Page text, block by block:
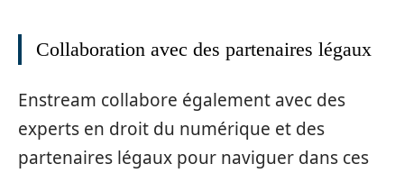
Collaboration avec des partenaires légaux
Enstream collabore également avec des
experts en droit du numérique et des
partenaires légaux pour naviguer dans ces